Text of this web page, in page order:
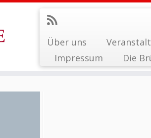
Über uns
Impressum
Die